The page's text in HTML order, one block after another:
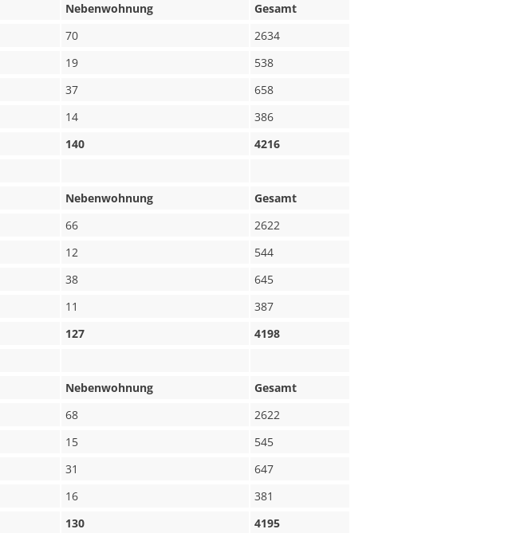
Nebenwohnung
Gesamt
70
2634
19
538
37
658
14
386
140 4216
Nebenwohnung
Gesamt
66
2622
12
544
38
645
11
387
127 4198
Nebenwohnung
Gesamt
68
2622
15
545
31
647
16
381
130 4195